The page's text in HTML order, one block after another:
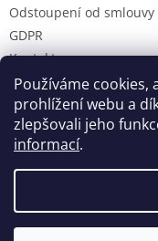
Používáme
prohlížení webu a
zlepšovali jeho
informací.
Odstoupení od smlouvy
GDPR
Kontakty